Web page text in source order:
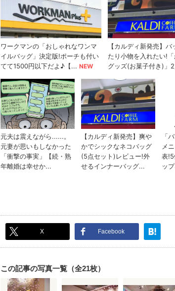
X Facebook
この記事の写真一覧（全21枚）